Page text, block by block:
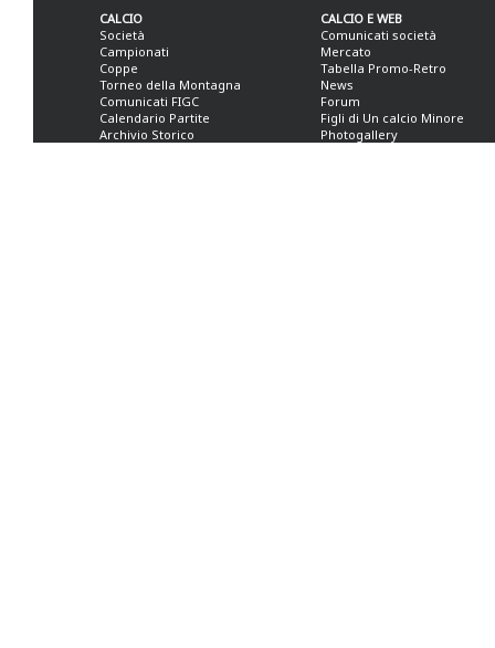
CALCIO
Società
Campionati
Coppe
Torneo della Montagna
Comunicati FIGC
Calendario Partite
Archivio Storico
CALCIO E WEB
Comunicati società
Mercato
Tabella Promo-Retro
News
Forum
Figli di Un calcio Minore
Photogallery